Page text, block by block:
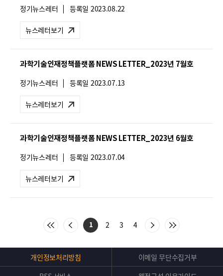
뉴
레
터
유
형
:
정기뉴스레터 등록일 2023.08.22
뉴스레터보기
과학기술인재정책플랫폼 NEWS LETTER_2023년 7월호
뉴
레
터
유
형
:
정기뉴스레터 등록일 2023.07.13
뉴스레터보기
과학기술인재정책플랫폼 NEWS LETTER_2023년 6월호
뉴
레
터
유
정기뉴스레터 등록일 2023.07.04
뉴스레터보기
처
음
로
이
이
전
으
로
이
1 2 3 4 다
음
으
로
이
마
지
으
로
버
개인정보처리방침
이메일 무단수집거부